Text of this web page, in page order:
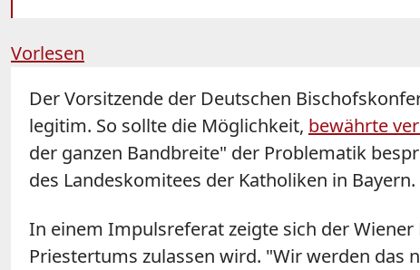
Vorlesen
Der Vorsitzende der Deutschen
legitim. So sollte die Möglichkeit, bewährte
der ganzen Bandbreite" der Problematik
des Landeskomitees der Katholiken in Bayern.
In einem Impulsreferat zeigte sich der Wiener
Priestertums zulassen wird. "Wir werden das